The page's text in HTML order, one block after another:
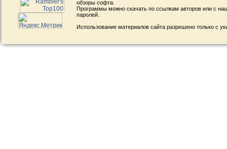
обзоры софта.
Программы можно скачать по ссылкам авторов или с
паролей.
Использование материалов сайта разрешено только с